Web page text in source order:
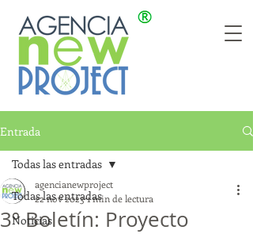
Entrada
Todas las entradas
Noticias
Todas las entradas
3º Boletín: Proyecto
agencianewproject
22 nov 20231 min de lectura